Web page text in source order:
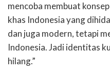
mencoba membuat
khas Indonesia yang
dan juga modern, tetapi
Indonesia. Jadi identitas
hilang.”